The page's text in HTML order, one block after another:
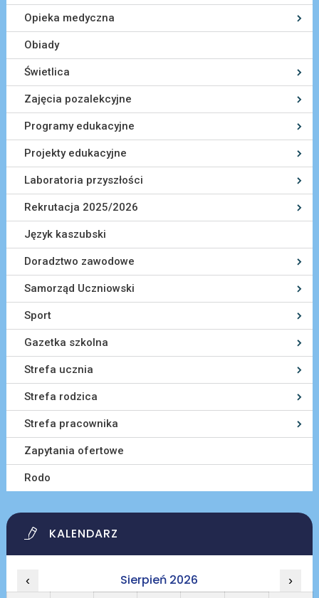
Opieka medyczna
Obiady
Świetlica
Zajęcia pozalekcyjne
Programy edukacyjne
Projekty edukacyjne
Laboratoria przyszłości
Rekrutacja 2025/2026
Język kaszubski
Doradztwo zawodowe
Samorząd Uczniowski
Sport
Gazetka szkolna
Strefa ucznia
Strefa rodzica
Strefa pracownika
Zapytania ofertowe
Rodo
KALENDARZ
‹ Sierpień 2026 ›